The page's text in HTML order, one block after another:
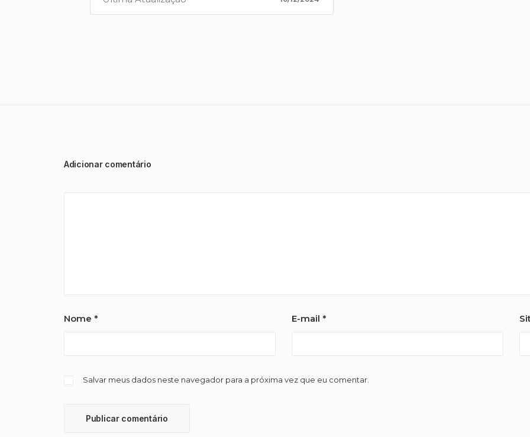
Adicionar comentário
Nome * E-mail *
Salvar meus dados neste navegador para a próxima vez que eu comentar.